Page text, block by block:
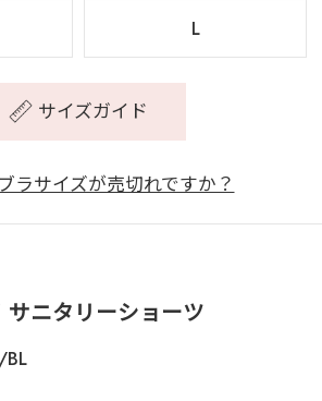
L
サイズガイド
ラサイズが売切れですか？
サニタリーショーツ
BL